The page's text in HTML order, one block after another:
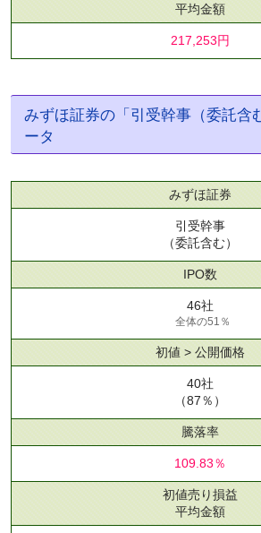
平均金額
217,253円
みずほ証券の「引受幹事（委託含
ータ
みずほ証券
引受幹事
（委託含む）
IPO数
46社
全体の51％
初値 > 公開価格
40社
（87％）
騰落率
109.83％
初値売り損益
平均金額